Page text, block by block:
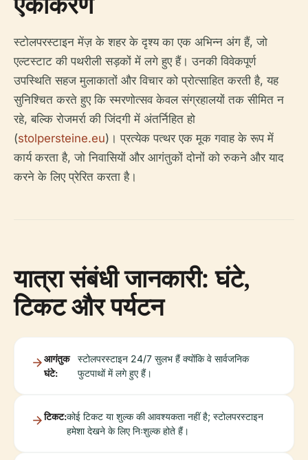
स्टोलपरस्टाइन मेंज़ के शहर के दृश्य का एक अभिन्न अंग हैं, जो
एल्टस्टाट की पथरीली सड़कों में लगे हुए हैं। उनकी विवेकपूर्ण
उपस्थिति सहज मुलाकातों और विचार को प्रोत्साहित करती है, यह
सुनिश्चित करते हुए कि स्मरणोत्सव केवल संग्रहालयों तक सीमित न
रहे, बल्कि रोजमर्रा की जिंदगी में अंतर्निहित हो
(stolpersteine.eu)। प्रत्येक पत्थर एक मूक गवाह के रूप में
कार्य करता है, जो निवासियों और आगंतुकों दोनों को रुकने और याद
करने के लिए प्रेरित करता है।
यात्रा संबंधी जानकारी: घंटे,
टिकट और पर्यटन
आगंतुक
घंटे:
स्टोलपरस्टाइन 24/7 सुलभ हैं क्योंकि वे सार्वजनिक
फुटपाथों में लगे हुए हैं।
टिकट:कोई टिकट या शुल्क की आवश्यकता नहीं है; स्टोलपरस्टाइन
हमेशा देखने के लिए निःशुल्क होते हैं।